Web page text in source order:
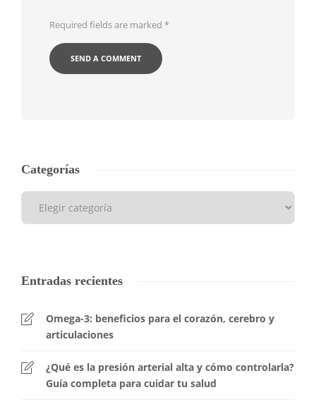
Required fields are marked *
Categorías
Entradas recientes
Omega-3: beneficios para el corazón, cerebro y
articulaciones
¿Qué es la presión arterial alta y cómo controlarla?
Guía completa para cuidar tu salud